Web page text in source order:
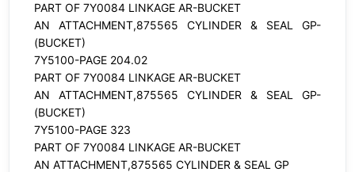
PART OF 7Y0084 LINKAGE AR-BUCKET
AN ATTACHMENT,875565 CYLINDER & SEAL GP-
(BUCKET)
7Y5100-PAGE 204.02
PART OF 7Y0084 LINKAGE AR-BUCKET
AN ATTACHMENT,875565 CYLINDER & SEAL GP-
(BUCKET)
7Y5100-PAGE 323
PART OF 7Y0084 LINKAGE AR-BUCKET
AN ATTACHMENT,875565 CYLINDER & SEAL GP